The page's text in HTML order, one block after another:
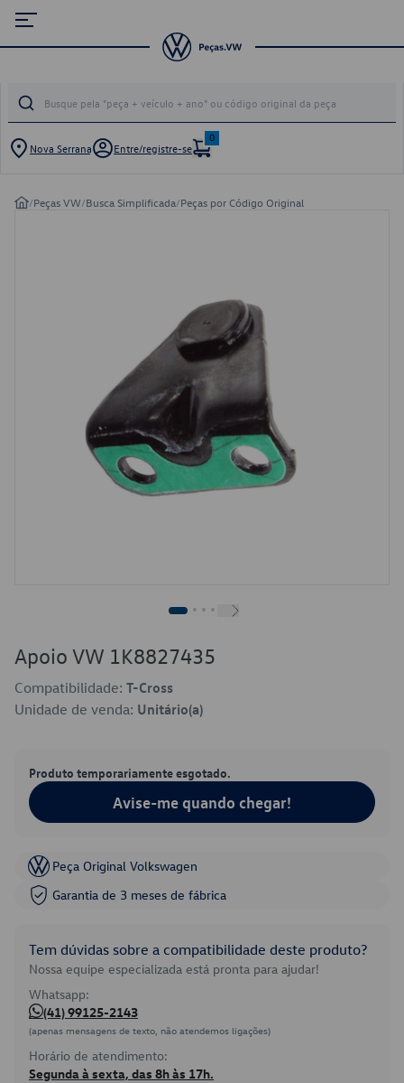
Nova Serrana Entre/registre-se
0
/Peças VW/Busca Simplificada/Peças por Código Original
Apoio VW 1K8827435
Compatibilidade: T-Cross
Unidade de venda: Unitário(a)
Produto temporariamente esgotado.
Avise-me quando chegar!
Peça Original Volkswagen
Garantia de 3 meses de fábrica
Tem dúvidas sobre a compatibilidade deste produto?
Nossa equipe especializada está pronta para ajudar!
Whatsapp:
(41) 99125-2143
(apenas mensagens de texto, não atendemos ligações)
Horário de atendimento:
Segunda à sexta, das 8h às 17h.